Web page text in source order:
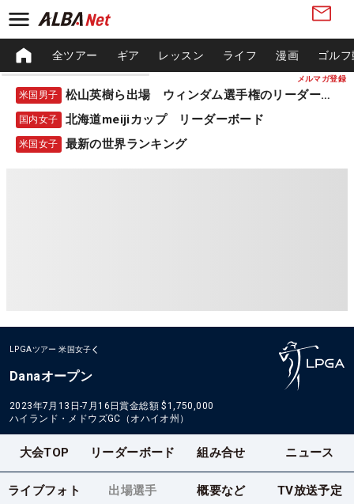
メルマガ登録
全ツアー ギア レッスン ライフ 漫画 ゴル
米国男子 松山英樹ら出場 ウィンダム選手権のリーダーボード
国内女子 北海道meijiカップ リーダーボード
米国女子 最新の世界ランキング
LPGAツアー 米国女子
Danaオープン
2023年7月13日-7月16日賞金総額 $1,750,000
ハイランド・メドウズGC（オハイオ州）
大会TOP リーダーボード 組み合せ ニュース
ライブフォト 出場選手 概要など TV放送予定